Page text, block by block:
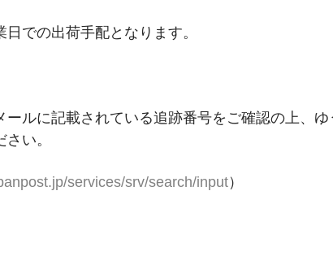
での出荷手配となります。
ルに記載されている追跡番号をご確認の上、ゆ
い。
services/srv/search/input）